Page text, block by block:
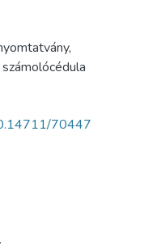
,
számolócédula
70447